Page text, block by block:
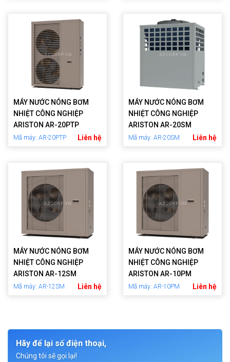
MÁY NƯỚC NÓNG BƠM
NHIỆT CÔNG NGHIỆP
ARISTON AR-20PTP
Mã máy: AR-20PTP Liên hệ
MÁY NƯỚC NÓNG BƠM
NHIỆT CÔNG NGHIỆP
ARISTON AR-20SM
Mã máy: AR-20SM Liên hệ
MÁY NƯỚC NÓNG BƠM
NHIỆT CÔNG NGHIỆP
ARISTON AR-12SM
Mã máy: AR-12SM Liên hệ
MÁY NƯỚC NÓNG BƠM
NHIỆT CÔNG NGHIỆP
ARISTON AR-10PM
Mã máy: AR-10PM Liên hệ
Hãy để lại số điện thoại,
Chúng tôi sẽ gọi lại!